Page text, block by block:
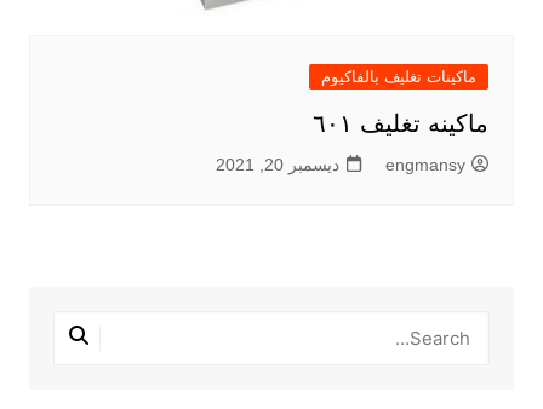
ماكينات تغليف بالفاكيوم
ماكينه تغليف ٦٠١
engmansy ديسمبر 20, 2021